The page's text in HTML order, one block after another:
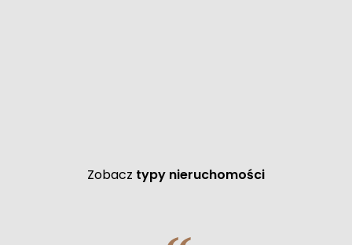
Zobacz typy nieruchomości